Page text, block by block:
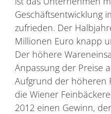
Geschäftsentwicklung
zufrieden. Der
Millionen Euro knapp
Der höhere
Anpassung der Preise
Aufgrund der höheren
die Wiener
2012 einen Gewinn,